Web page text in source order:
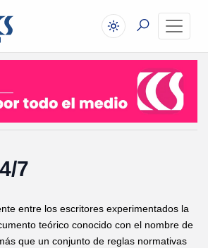
7
entre los escritores experimentados la
teórico conocido con el nombre de
que un conjunto de reglas normativas